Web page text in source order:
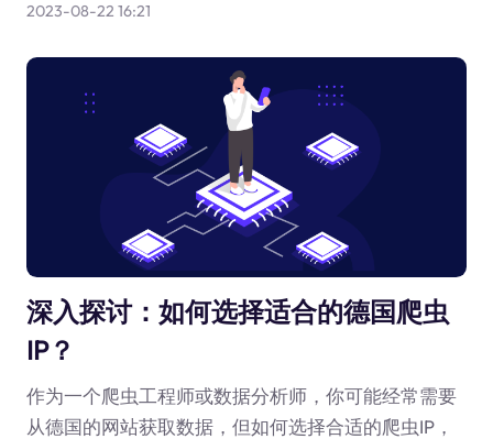
2023-08-22 16:21
深入探讨：如何选择适合的德国爬虫
IP？
作为一个爬虫工程师或数据分析师，你可能经常需要
从德国的网站获取数据，但如何选择合适的爬虫IP，